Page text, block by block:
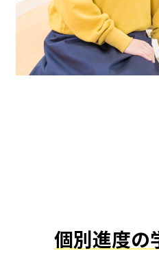
個別進度の